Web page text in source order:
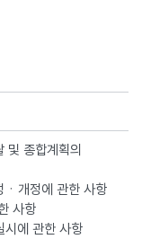
및 종합계획의
개정에 관한 사항
사항
시에 관한 사항